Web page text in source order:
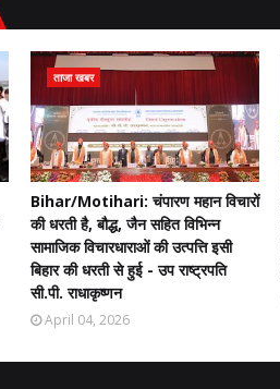
ताजा खबर
Bihar/Motihari: चंपारण महान विचारों
की धरती है, बौद्ध, जैन सहित विभिन्न
सामाजिक विचारधाराओं की उत्पत्ति इसी
बिहार की धरती से हुई - उप राष्ट्रपति
सी.पी. राधाकृष्णन
April 04, 2026